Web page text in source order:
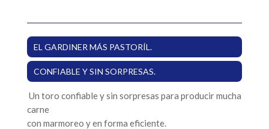
EL GARDINER MÁS PASTORÍL.
CONFIABLE Y SIN SORPRESAS.
Un toro confiable y sin sorpresas para producir mucha
carne
con marmoreo y en forma eficiente.